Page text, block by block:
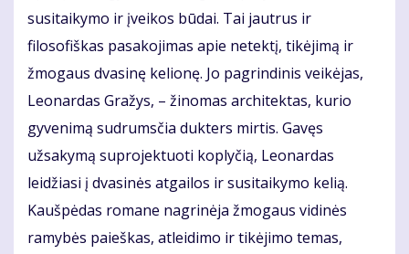
susitaikymo ir įveikos būdai. Tai jautrus ir
filosofiškas pasakojimas apie netektį, tikėjimą ir
žmogaus dvasinę kelionę. Jo pagrindinis veikėjas,
Leonardas Gražys, – žinomas architektas, kurio
gyvenimą sudrumsčia dukters mirtis. Gavęs
užsakymą suprojektuoti koplyčią, Leonardas
leidžiasi į dvasinės atgailos ir susitaikymo kelią.
Kaušpėdas romane nagrinėja žmogaus vidinės
ramybės paieškas, atleidimo ir tikėjimo temas,